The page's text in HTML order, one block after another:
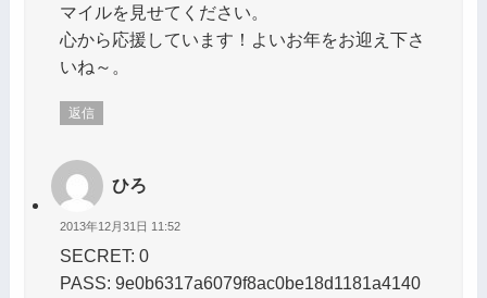
マイルを見せてください。
心から応援しています！よいお年をお迎え下さ
いね～。
返信
ひろ
2013年12月31日 11:52
SECRET: 0
PASS: 9e0b6317a6079f8ac0be18d1181a4140